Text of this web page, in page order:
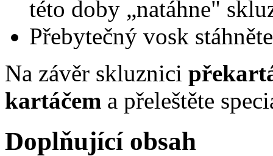
této doby „natáhne"
Přebytečný vosk
Na závěr skluznici
kartáčem a přeleštěte
Doplňující obsah